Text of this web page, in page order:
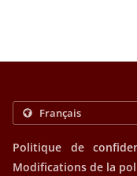
Politique de
Modifications de la